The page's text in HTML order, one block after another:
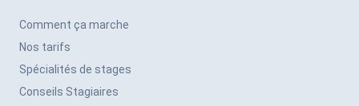
Comment ça marche
Nos tarifs
Spécialités de stages
Conseils Stagiaires